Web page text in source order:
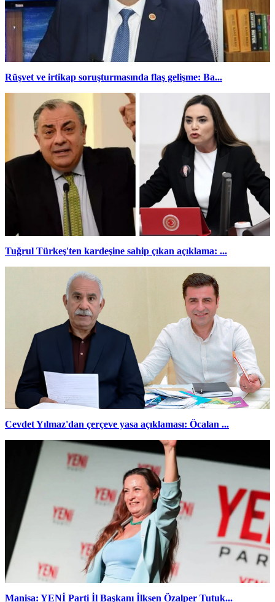
Rüşvet ve irtikap soruşturmasında flaş gelişme: Ba...
Tuğrul Türkeş'ten kardeşine sahip çıkan açıklama: ...
Cevdet Yılmaz'dan çerçeve yasa açıklaması: Öcalan ...
Manisa: YENİ Parti İl Başkanı İlksen Özalper Tutuk...